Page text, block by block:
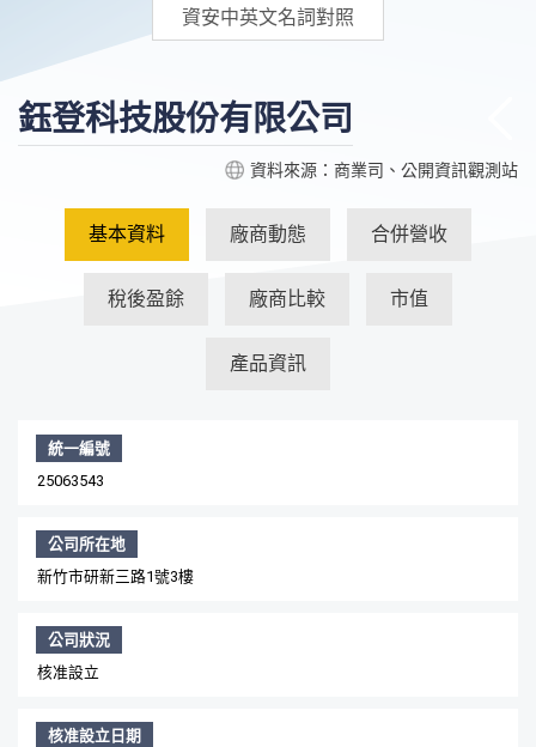
資安中英文名詞對照
鈺登科技股份有限公司
資料來源：商業司、公開資訊觀測站
基本資料 廠商動態 合併營收
稅後盈餘 廠商比較 市值
產品資訊
統一編號
25063543
公司所在地
新竹市研新三路1號3樓
公司狀況
核准設立
核准設立日期